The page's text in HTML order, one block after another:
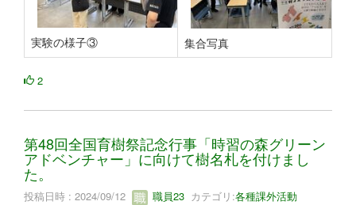
実験の様子③ 集合写真
2
第48回全国育樹祭記念行事「時習の森グリーン
アドベンチャー」に向けて樹名札を付けまし
た。
投稿日時 : 2024/09/12 職員23 カテゴリ:各種課外活動